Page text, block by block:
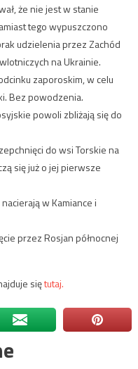
że nie jest w stanie
tego wypuszczono
udzielenia przez Zachód
na Ukrainie.
zaporoskim, w celu
Bez powodzenia.
powoli zbliżają się do
do wsi Torskie na
się już o jej pierwsze
w Kamiance i
przez Rosjan północnej
siętutaj.